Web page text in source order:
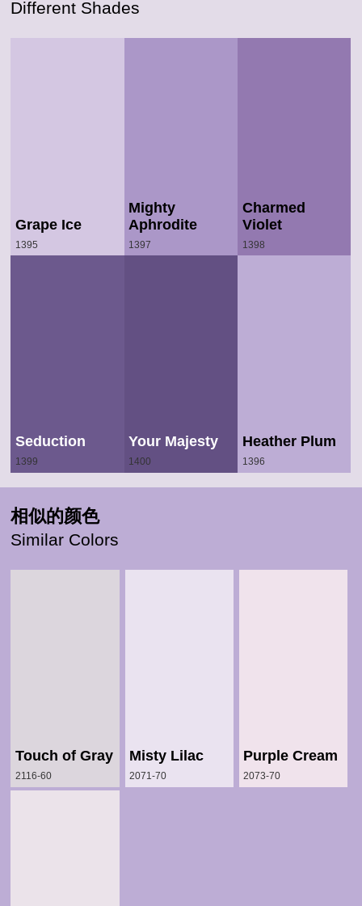
Different Shades
Grape Ice
1395
Mighty
Aphrodite
1397
Charmed
Violet
1398
Seduction
1399
Your Majesty
1400
Heather Plum
1396
相似的颜色
Similar Colors
Touch of Gray
2116-60
Misty Lilac
2071-70
Purple Cream
2073-70